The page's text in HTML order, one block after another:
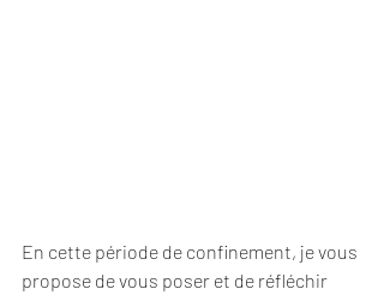
En cette période de confinement, je vous
propose de vous poser et de réfléchir